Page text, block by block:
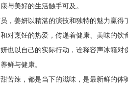
与美好的生活触手可及。
姜妍以精湛的演技和独特的魅力赢得
对烹饪的热爱，传递着健康、美味的饮
也以自己的实际行动，诠释容声冰箱对
鲜与健康。
辣，都是当下的滋味，是最新鲜的体